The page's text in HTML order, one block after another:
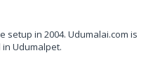
setup in 2004. Udumalai.com is
Udumalpet.